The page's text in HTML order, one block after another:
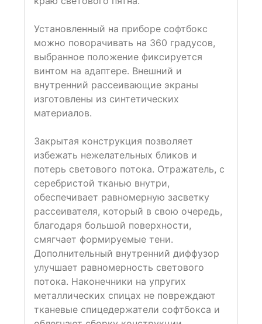
Установленный на приборе софтбокс
можно поворачивать на 360 градусов,
выбранное положение фиксируется
винтом на адаптере. Внешний и
внутренний рассеивающие экраны
изготовлены из синтетических
материалов.
Закрытая конструкция позволяет
избежать нежелательных бликов и
потерь светового потока. Отражатель, с
серебристой тканью внутри,
обеспечивает равномерную засветку
рассеивателя, который в свою очередь,
благодаря большой поверхности,
смягчает формируемые тени.
Дополнительный внутренний диффузор
улучшает равномерность светового
потока. Наконечники на упругих
металлических спицах не повреждают
тканевые спицедержатели софтбокса и